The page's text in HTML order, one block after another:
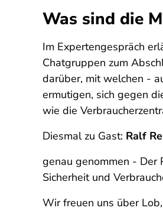
Was sind die
Im Expertengespräch
Chatgruppen zum
darüber, mit welchen -
ermutigen, sich gegen
wie die
Diesmal zu Gast: Ralf
genau genommen - Der
Sicherheit und
Wir freuen uns über